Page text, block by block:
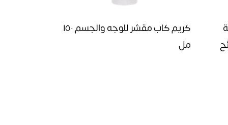
شرائح
كريم كاب مقشر للوجه والجسم ١٥٠
مل